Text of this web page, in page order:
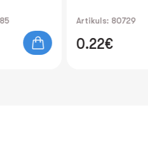
Artikuls: 80729
0.22€